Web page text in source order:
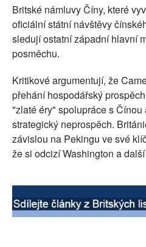
PŘÍSPĚVKY NA PROVOZ
SOCIÁLNÍ SÍTĚ
PLNÁ VERZE STRÁNEK
Britské námluvy Číny, které
oficiální státní návštěvy
sledují ostatní západní hlavní
posměchu.
Kritikové argumentují, že
přehání hospodářský
"zlaté éry" spolupráce s
strategický neprospěch.
závislou na Pekingu ve své
že si odcizí Washington a